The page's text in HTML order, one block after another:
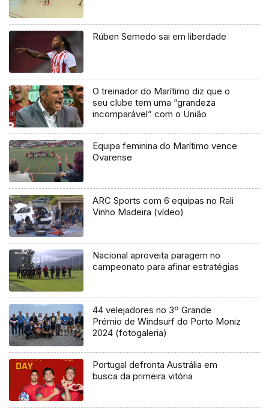
Rúben Semedo sai em liberdade
O treinador do Marítimo diz que o
seu clube tem uma “grandeza
incomparável” com o União
Equipa feminina do Marítimo vence
Ovarense
ARC Sports com 6 equipas no Rali
Vinho Madeira (vídeo)
Nacional aproveita paragem no
campeonato para afinar estratégias
44 velejadores no 3º Grande
Prémio de Windsurf do Porto Moniz
2024 (fotogaleria)
Portugal defronta Austrália em
busca da primeira vitória